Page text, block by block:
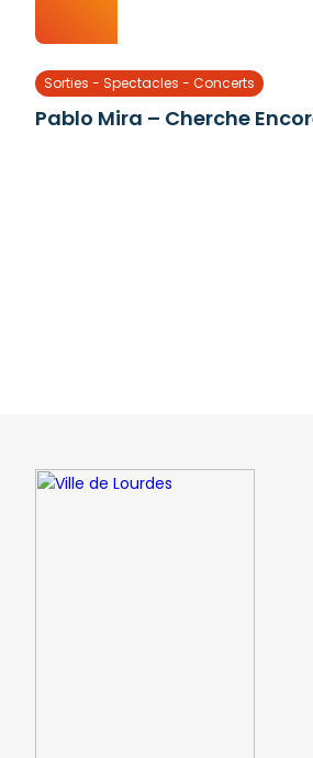
Sorties - Spectacles - Concerts
Pablo Mira – Cherche